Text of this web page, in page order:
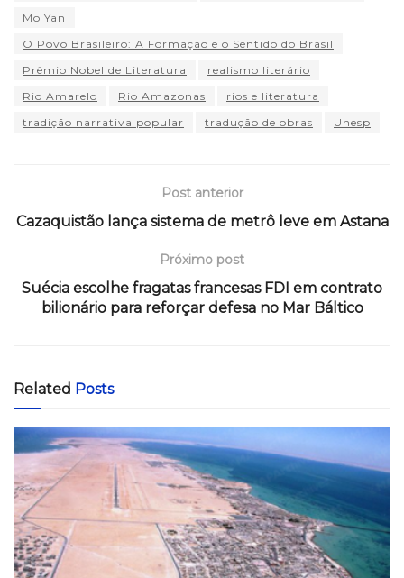
Mo Yan
O Povo Brasileiro: A Formação e o Sentido do Brasil
Prêmio Nobel de Literatura
realismo literário
Rio Amarelo
Rio Amazonas
rios e literatura
tradição narrativa popular
tradução de obras Unesp
Post anterior
Cazaquistão lança sistema de metrô leve em Astana
Próximo post
Suécia escolhe fragatas francesas FDI em contrato
bilionário para reforçar defesa no Mar Báltico
Related Posts